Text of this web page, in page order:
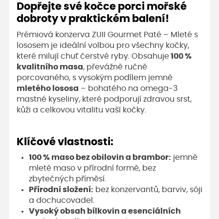
Dopřejte své kočce porci mořské
dobroty v praktickém balení!
Prémiová konzerva ZUII Gourmet Paté – Mleté s
lososem je ideální volbou pro všechny kočky,
které milují chuť čerstvé ryby. Obsahuje100 %
kvalitního masa, převážně ručně
porcovaného, s vysokým podílem jemně
mletého lososa – bohatého na omega-3
mastné kyseliny, které podporují zdravou srst,
kůži a celkovou vitalitu vaší kočky.
Klíčové vlastnosti:
100 % maso bez obilovin a brambor: jemně
mleté maso v přírodní formě, bez
zbytečných příměsí.
Přírodní složení: bez konzervantů, barviv, sóji
a dochucovadel.
Vysoký obsah bílkovin a esenciálních